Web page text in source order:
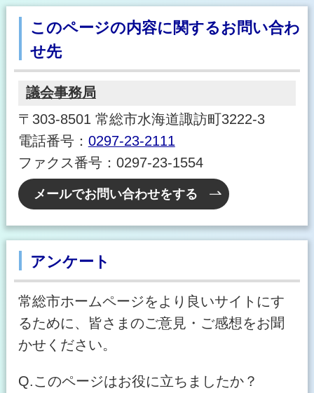
このページの内容に関するお問い合わ
せ先
議会事務局
〒303-8501 常総市水海道諏訪町3222-3
電話番号： 0297-23-2111
ファクス番号：0297-23-1554
メールでお問い合わせをする
アンケート
常総市ホームページをより良いサイトにす
るために、皆さまのご意見・ご感想をお聞
かせください。
Q.このページはお役に立ちましたか？